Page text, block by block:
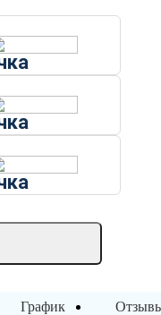
График